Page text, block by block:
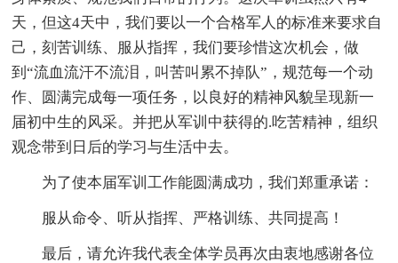
天，但这4天中，我们要以一个合格军人的标准来要求自
己，刻苦训练、服从指挥，我们要珍惜这次机会，做
到“流血流汗不流泪，叫苦叫累不掉队”，规范每一个动
作、圆满完成每一项任务，以良好的精神风貌呈现新一
届初中生的风采。并把从军训中获得的.吃苦精神，组织
观念带到日后的学习与生活中去。
为了使本届军训工作能圆满成功，我们郑重承诺：
服从命令、听从指挥、严格训练、共同提高！
最后，请允许我代表全体学员再次由衷地感谢各位